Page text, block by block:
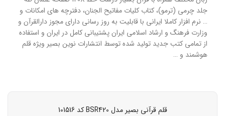
جلد چرمی (ترمو)، کتاب کلیات مفاتیح الجنان، دفترچه های امکانات و
… نرم افزار کاملا ایرانی با قابلیت به روز رسانی دارای مجوز دارالقرآن و
وزارت فرهنگ و ارشاد اسلامی ایران پشتیبانی کامل در ایران و استفاده
از تمامی کتب جدید تولید شده توسط انتشارات نوین بصیر ویژه قلم
هوشمند و …
قلم قرآنی بصیر مدل BSR420 کد 101516